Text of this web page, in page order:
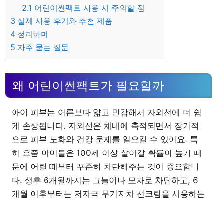
2.1 어린이썬팩트 사용 시 주의할 점
3 실제 사용 후기와 추천 제품
4 정리하며
5 자주 묻는 질문
왜 어린이썬팩트가 필요할까
아이 피부는 어른보다 얇고 민감해서 자외선에 더 쉽
게 손상됩니다. 자외선은 체내에 축적되면서 장기적
으로 피부 노화와 건강 문제를 일으킬 수 있어요. 특
히 요즘 아이들은 100세 이상 살아갈 확률이 높기 때
문에 어릴 때부터 꾸준히 차단해주는 것이 중요합니
다. 생후 6개월까지는 그늘이나 모자로 차단하고, 6
개월 이후부터는 저자극 무기자차 선크림을 사용하는